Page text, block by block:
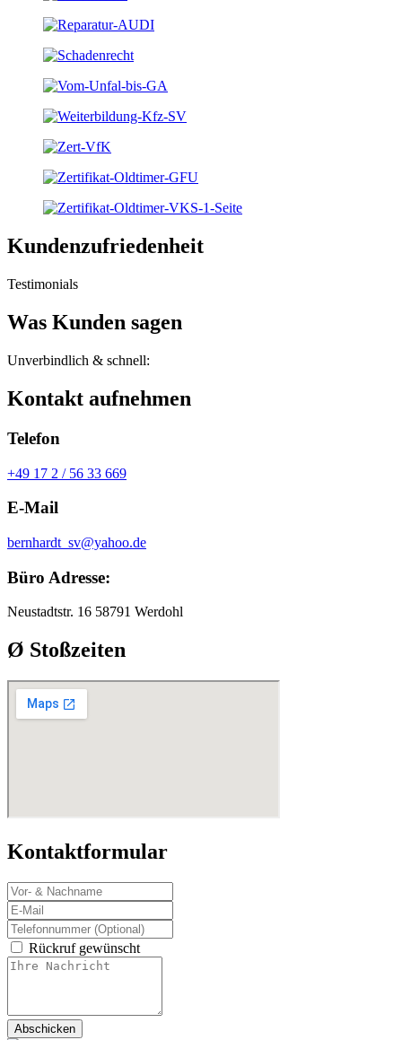
Kundenzufriedenheit
Testimonials
Was Kunden sagen
Unverbindlich & schnell:
Kontakt aufnehmen
Telefon
+49 17 2 / 56 33 669
E-Mail
bernhardt_sv@yahoo.de
Büro Adresse:
Neustadtstr. 16 58791 Werdohl
Ø Stoßzeiten
Kontaktformular
Rückruf gewünscht
Abschicken